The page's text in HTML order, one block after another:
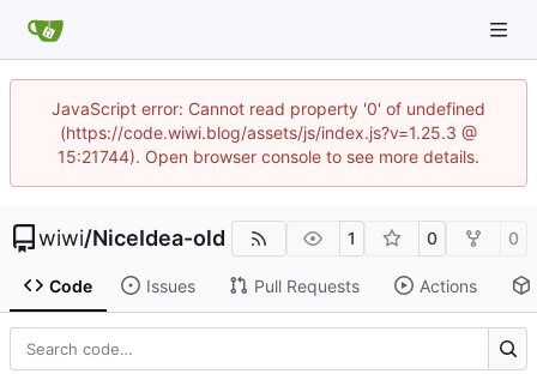
JavaScript error: Cannot read property '0' of undefined
(https://code.wiwi.blog/assets/js/index.js?v=1.25.3 @
15:21744). Open browser console to see more details.
wiwi/NiceIdea-old 1 0 0
Code Issues Pull Requests Actions